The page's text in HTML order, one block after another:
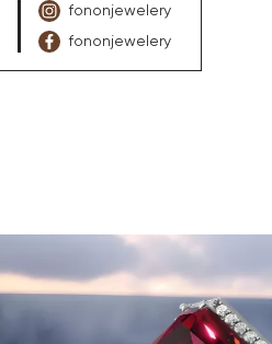
fononjewelery
fononjewelery